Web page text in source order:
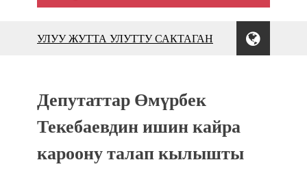
УЛУУ ЖУТТА УЛУТТУ САКТАГАН
фонтанов в Royal Central Park
Аида САЛЯНОВА: "Кыргыз шахмат
союзунун президенти болуп
шайланышым сыймык жана чоң
Депутаттар Өмүрбек
Текебаевдин ишин кайра
кароону талап кылышты